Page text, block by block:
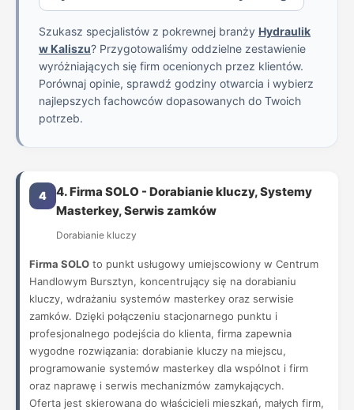
Szukasz specjalistów z pokrewnej branży Hydraulik
w Kaliszu? Przygotowaliśmy oddzielne zestawienie
wyróżniających się firm ocenionych przez klientów.
Porównaj opinie, sprawdź godziny otwarcia i wybierz
najlepszych fachowców dopasowanych do Twoich
potrzeb.
4
4. Firma SOLO - Dorabianie kluczy, Systemy
Masterkey, Serwis zamków
Dorabianie kluczy
Firma SOLO to punkt usługowy umiejscowiony w Centrum
Handlowym Bursztyn, koncentrujący się na dorabianiu
kluczy, wdrażaniu systemów masterkey oraz serwisie
zamków. Dzięki połączeniu stacjonarnego punktu i
profesjonalnego podejścia do klienta, firma zapewnia
wygodne rozwiązania: dorabianie kluczy na miejscu,
programowanie systemów masterkey dla wspólnot i firm
oraz naprawę i serwis mechanizmów zamykających.
Oferta jest skierowana do właścicieli mieszkań, małych firm,